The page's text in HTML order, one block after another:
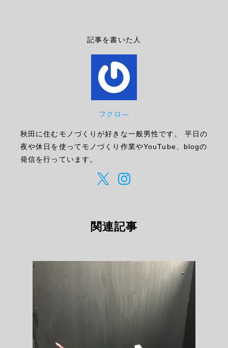
記事を書いた人
フクロ―
秋田に住むモノづくりが好きな一般男性です。 平日の
夜や休日を使ってモノづくり作業やYouTube、blogの
発信を行っています。
関連記事